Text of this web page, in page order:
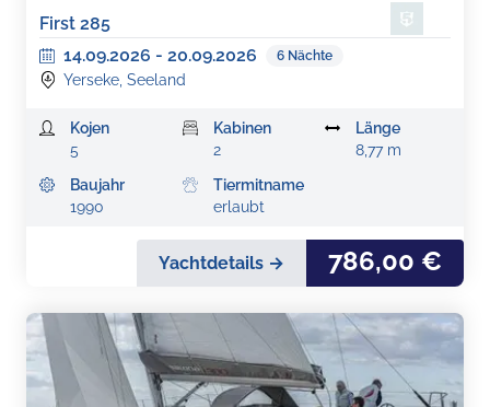
First 285
14.09.2026 - 20.09.2026 6 Nächte
Yerseke, Seeland
Kojen
5
Kabinen
2
Länge
8,77 m
Baujahr
1990
Tiermitname
erlaubt
Yachtdetails → 786,00 €